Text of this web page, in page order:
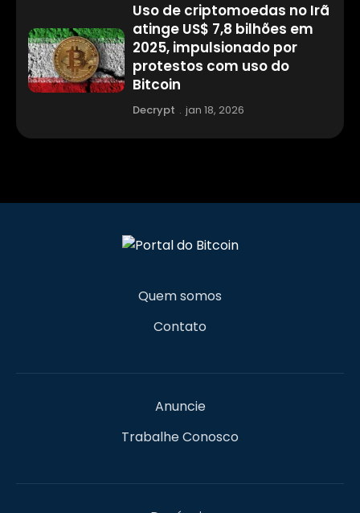
Uso de criptomoedas no Irã
atinge US$ 7,8 bilhões em
2025, impulsionado por
protestos com uso do
Bitcoin
Decrypt . jan 18, 2026
Quem somos
Contato
Anuncie
Trabalhe Conosco